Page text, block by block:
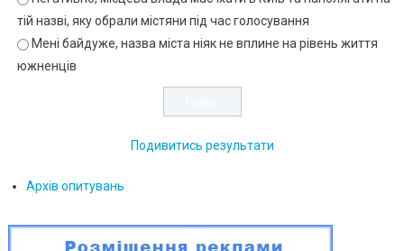
тій назві, яку обрали містяни під час голосування
Мені байдуже, назва міста ніяк не вплине на рівень життя
южненців
Подивитись результати
Архів опитувань